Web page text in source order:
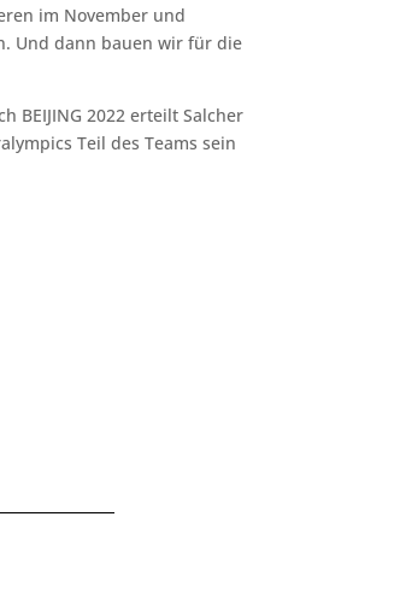
im November und
Und dann bauen wir für die
BEIJING 2022 erteilt Salcher
Teil des Teams sein